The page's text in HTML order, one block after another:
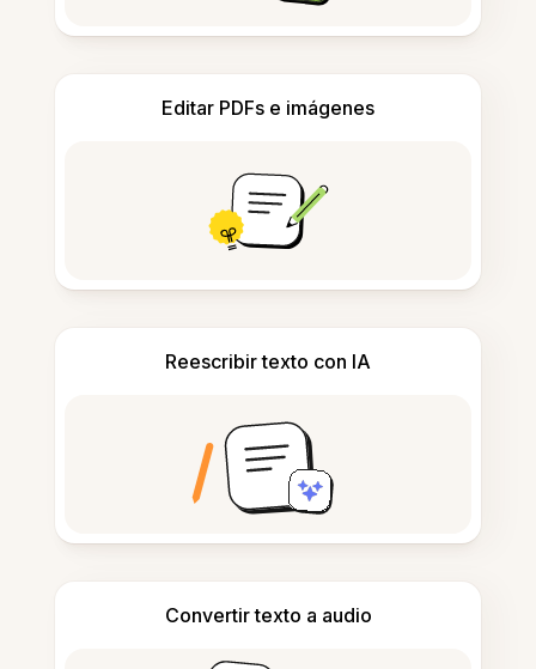
Editar PDFs e imágenes
Reescribir texto con IA
Convertir texto a audio